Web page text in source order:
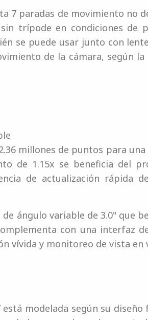
7 paradas de movimiento no
trípode en condiciones de
se puede usar junto con
de la cámara, según la
millones de puntos para
de 1.15x se beneficia del
de actualización rápida
ángulo variable de 3.0" que
con una interfaz
vívida y monitoreo de vista en
modelada según su